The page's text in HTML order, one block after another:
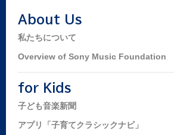
About Us
私たちについて
Overview of Sony Music Foundation
for Kids
子ども音楽新聞
アプリ「子育てクラシックナビ」